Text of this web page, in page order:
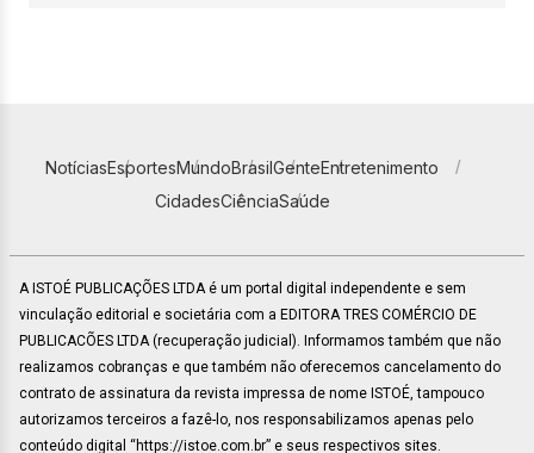
NotíciasEsportesMundoBrasilGenteEntretenimento
CidadesCiênciaSaúde
A ISTOÉ PUBLICAÇÕES LTDA é um portal digital independente e sem
vinculação editorial e societária com a EDITORA TRES COMÉRCIO DE
PUBLICACÕES LTDA (recuperação judicial). Informamos também que não
realizamos cobranças e que também não oferecemos cancelamento do
contrato de assinatura da revista impressa de nome ISTOÉ, tampouco
autorizamos terceiros a fazê-lo, nos responsabilizamos apenas pelo
conteúdo digital “https://istoe.com.br” e seus respectivos sites.